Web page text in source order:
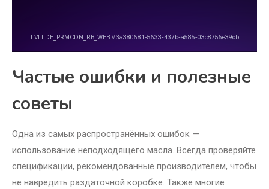
Частые ошибки и полезные
советы
Одна из самых распространённых ошибок —
использование неподходящего масла. Всегда проверяйте
спецификации, рекомендованные производителем, чтобы
не навредить раздаточной коробке. Также многие